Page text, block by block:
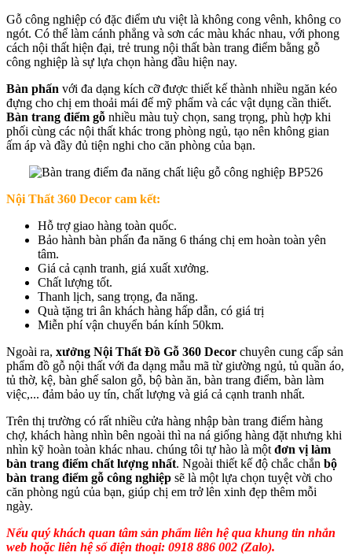
Gỗ công nghiệp có đặc điểm ưu việt là không cong vênh, không co
ngót. Có thể làm cánh phẳng và sơn các màu khác nhau, với phong
cách nội thất hiện đại, trẻ trung nội thất bàn trang điểm bằng gỗ
công nghiệp là sự lựa chọn hàng đầu hiện nay.
Bàn phấn với đa dạng kích cỡ được thiết kế thành nhiều ngăn kéo
đựng cho chị em thoải mái để mỹ phẩm và các vật dụng cần thiết.
Bàn trang điểm gỗ nhiều màu tuỳ chọn, sang trọng, phù hợp khi
phối cùng các nội thất khác trong phòng ngủ, tạo nên không gian
ấm áp và đầy đủ tiện nghi cho căn phòng của bạn.
Nội Thất 360 Decor cam kết:
Hỗ trợ giao hàng toàn quốc.
Bảo hành bàn phấn đa năng 6 tháng chị em hoàn toàn yên
tâm.
Giá cả cạnh tranh, giá xuất xưởng.
Chất lượng tốt.
Thanh lịch, sang trọng, đa năng.
Quà tặng tri ân khách hàng hấp dẫn, có giá trị
Miễn phí vận chuyển bán kính 50km.
Ngoài ra, xưởng Nội Thất Đồ Gỗ 360 Decor chuyên cung cấp sản
phẩm đồ gỗ nội thất với đa dạng mẫu mã từ giường ngủ, tủ quần áo,
tủ thờ, kệ, bàn ghế salon gỗ, bộ bàn ăn, bàn trang điểm, bàn làm
việc,... đảm bảo uy tín, chất lượng và giá cả cạnh tranh nhất.
Trên thị trường có rất nhiều cửa hàng nhập bàn trang điểm hàng
chợ, khách hàng nhìn bên ngoài thì na ná giống hàng đặt nhưng khi
nhìn kỹ hoàn toàn khác nhau. chúng tôi tự hào là một đơn vị làm
bàn trang điểm chất lượng nhất. Ngoài thiết kế độ chắc chắn bộ
bàn trang điểm gỗ công nghiệp sẽ là một lựa chọn tuyệt vời cho
căn phòng ngủ của bạn, giúp chị em trở lên xinh đẹp thêm mỗi
ngày.
Nếu quý khách quan tâm sản phẩm liên hệ qua khung tin nhắn
web hoặc liên hệ số điện thoại: 0918 886 002 (Zalo).